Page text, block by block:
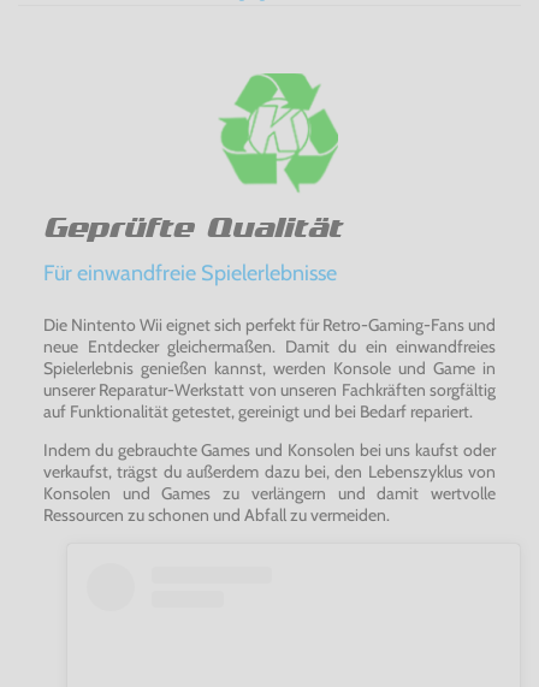
Geprüfte Qualität
Für einwandfreie Spielerlebnisse
Die Nintento Wii eignet sich perfekt für Retro-Gaming-Fans und
neue Entdecker gleichermaßen. Damit du ein einwandfreies
Spielerlebnis genießen kannst, werden Konsole und Game in
unserer Reparatur-Werkstatt von unseren Fachkräften sorgfältig
auf Funktionalität getestet, gereinigt und bei Bedarf repariert.
Indem du gebrauchte Games und Konsolen bei uns kaufst oder
verkaufst, trägst du außerdem dazu bei, den Lebenszyklus von
Konsolen und Games zu verlängern und damit wertvolle
Ressourcen zu schonen und Abfall zu vermeiden.